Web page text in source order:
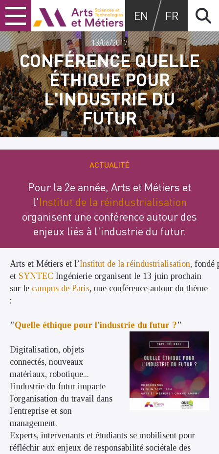
Skip
to
content
Skip
to
main
menu
Skip
to
search
Arts et métiers
EN FR
CONFÉRENCE QUELLE
ÉTHIQUE POUR
L'INDUSTRIE DU
FUTUR
13/06/2017
ACTUALITÉ
Pour la 2e année, Arts et Métiers et
l'Institut de la réindustrialisation
organisent une conférence autour des
enjeux liés à l'industrie du futur.
Arts et Métiers et l’Institut de la réindustrialisation, fondé
et SYNTEC Ingénierie organisent le 13 juin prochain
sur le campus de Paris, une conférence autour du thème
:
"Quelle éthique pour l'industrie du futur ?"
Digitalisation, objets
connectés, nouveaux
matériaux, robotique...
l'industrie du futur impacte
l'organisation du travail dans
l'entreprise et son
management.
Experts, intervenants et étudiants se mobilisent pour
réfléchir aux enjeux de responsabilité sociétale des